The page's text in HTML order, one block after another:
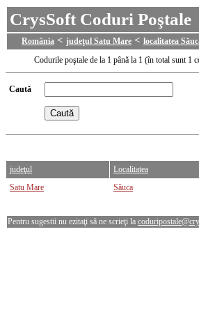
CrysSoft Coduri Poştale
România < judeţul Satu Mare < localitatea
Codurile poştale de la 1 până la 1 (în total sunt 1
Caută
judeţul Localitatea
Satu Mare
Săuca
Pentru sugestii nu ezitaţi să ne scrieţi la